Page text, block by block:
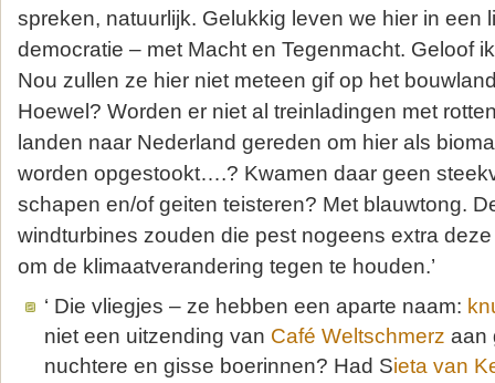
spreken, natuurlijk. Gelukkig leven we hier in een
democratie – met Macht en Tegenmacht. Geloof
Nou zullen ze hier niet meteen gif op het
Hoewel? Worden er niet al treinladingen met
landen naar Nederland gereden om hier als
worden opgestookt….? Kwamen daar geen
schapen en/of geiten teisteren? Met blauwtong.
windturbines zouden die pest nogeens extra
om de klimaatverandering tegen te houden.’
‘ Die vliegjes – ze hebben een aparte naam:
niet een uitzending van Café Weltschmerz aan
nuchtere en gisse boerinnen? Had Sieta van